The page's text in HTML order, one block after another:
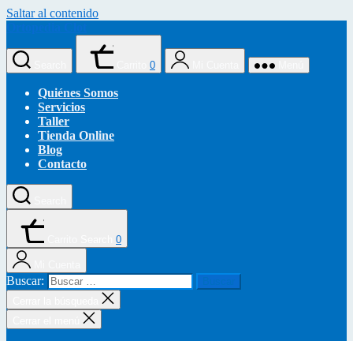
Saltar al contenido
0
Quiénes Somos
Servicios
Taller
Tienda Online
Blog
Contacto
0
Buscar: